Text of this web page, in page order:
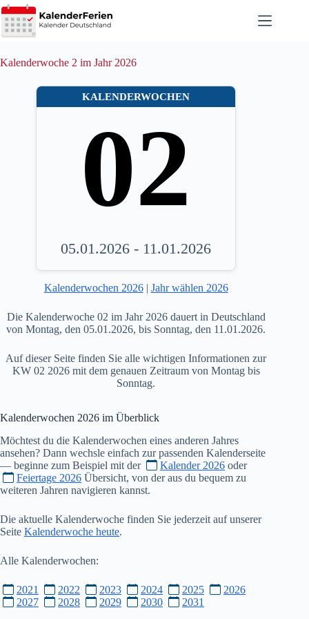
Zum
Inhalt
springen
Kalenderwoche 2 im Jahr 2026
KALENDERWOCHEN
02
05.01.2026 - 11.01.2026
Kalenderwochen 2026| Jahr wählen 2026
Die Kalenderwoche 02 im Jahr 2026 dauert in Deutschland
von Montag, den 05.01.2026, bis Sonntag, den 11.01.2026.
Auf dieser Seite finden Sie alle wichtigen Informationen zur
KW 02 2026 mit dem genauen Zeitraum von Montag bis
Sonntag.
Kalenderwochen 2026 im Überblick
Möchtest du die Kalenderwochen eines anderen Jahres
ansehen? Dann wechsle einfach zur passenden Kalenderseite
— beginne zum Beispiel mit der
Kalender 2026 oder
Feiertage 2026 Übersicht, von der aus du bequem zu
weiteren Jahren navigieren kannst.
Die aktuelle Kalenderwoche finden Sie jederzeit auf unserer
Seite Kalenderwoche heute.
Alle Kalenderwochen:
2021 2022 2023 2024 2025
2026
2027
2028 2029 2030 2031